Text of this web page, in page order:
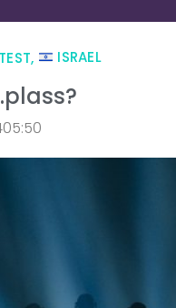
, ISRAEL
05:50